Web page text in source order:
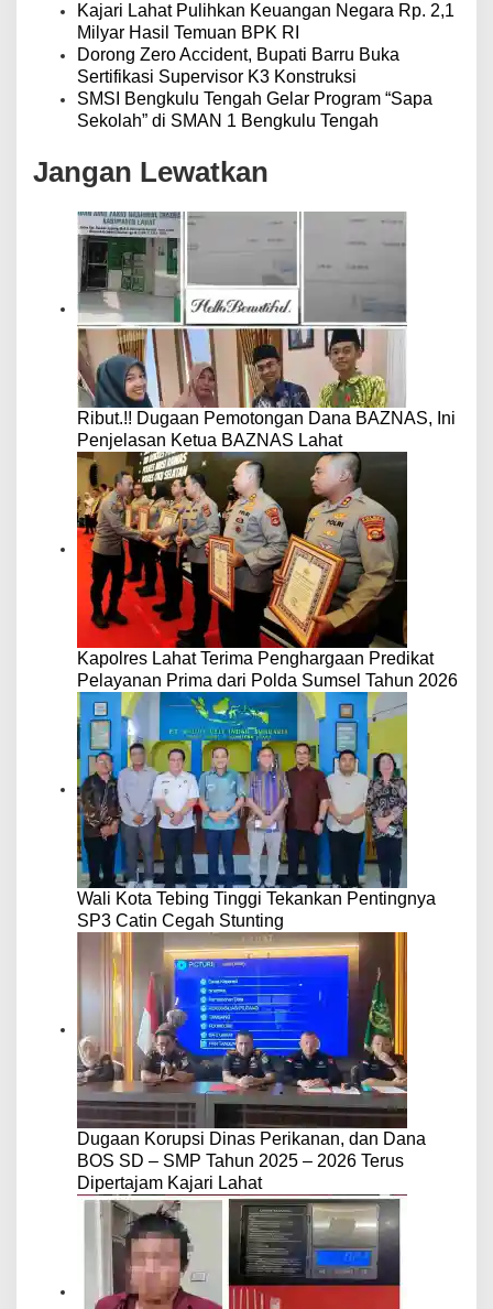
Kajari Lahat Pulihkan Keuangan Negara Rp. 2,1
Milyar Hasil Temuan BPK RI
Dorong Zero Accident, Bupati Barru Buka
Sertifikasi Supervisor K3 Konstruksi
SMSI Bengkulu Tengah Gelar Program “Sapa
Sekolah” di SMAN 1 Bengkulu Tengah
Jangan Lewatkan
Ribut.!! Dugaan Pemotongan Dana BAZNAS, Ini
Penjelasan Ketua BAZNAS Lahat
Kapolres Lahat Terima Penghargaan Predikat
Pelayanan Prima dari Polda Sumsel Tahun 2026
Wali Kota Tebing Tinggi Tekankan Pentingnya
SP3 Catin Cegah Stunting
Dugaan Korupsi Dinas Perikanan, dan Dana
BOS SD – SMP Tahun 2025 – 2026 Terus
Dipertajam Kajari Lahat